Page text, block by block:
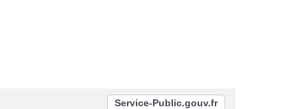
Service-Public.gouv.fr